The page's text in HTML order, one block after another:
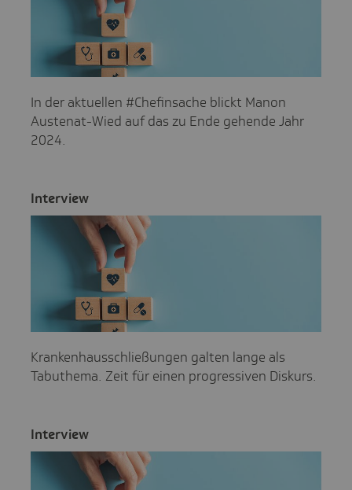
In der aktuellen #Chefinsache blickt Manon
Austenat-Wied auf das zu Ende gehende Jahr
2024.
Inter­view
Krankenhausschließungen galten lange als
Tabuthema. Zeit für einen progressiven Diskurs.
Inter­view